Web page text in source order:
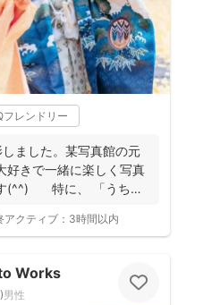
フレンドリー
ました。某写真館の元
好きで一緒に楽しく写真
す(^^) 特に、 「うち
アクティブ： 3時間以内
Works
)男性